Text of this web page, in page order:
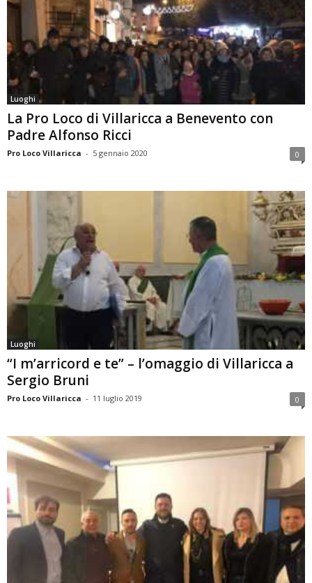
Luoghi
La Pro Loco di Villaricca a Benevento con
Padre Alfonso Ricci
Pro Loco Villaricca - 5 gennaio 2020 0
Luoghi
“I m’arricord e te” – l’omaggio di Villaricca a
Sergio Bruni
Pro Loco Villaricca - 11 luglio 2019 0